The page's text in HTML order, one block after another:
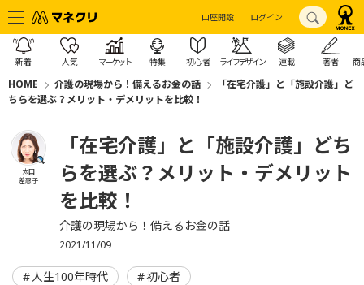
口座開設 ログイン
新着 人気 マーケット 特集 初心者 ライフデザイン 連載 著者 商
HOME 介護の現場から！備えるお金の話
「在宅介護」と「施設介護」ど
ちらを選ぶ？メリット・デメリットを比較！
太田
差惠子
「在宅介護」と「施設介護」どち
らを選ぶ？メリット・デメリット
を比較！
介護の現場から！備えるお金の話
2021/11/09
人生100年時代 初心者